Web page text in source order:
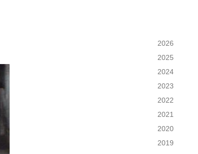
2026
2025
2024
2023
2022
2021
2020
2019